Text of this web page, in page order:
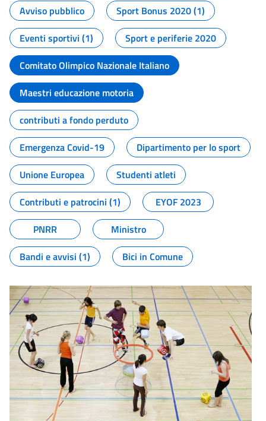
Avviso pubblico
Sport Bonus 2020 (1)
Eventi sportivi (1)
Sport e periferie 2020
Comitato Olimpico Nazionale Italiano
Maestri educazione motoria
contributi a fondo perduto
Emergenza Covid-19
Dipartimento per lo sport
Unione Europea
Studenti atleti
Contributi e patrocini (1)
EYOF 2023
PNRR
Ministro
Bandi e avvisi (1)
Bici in Comune